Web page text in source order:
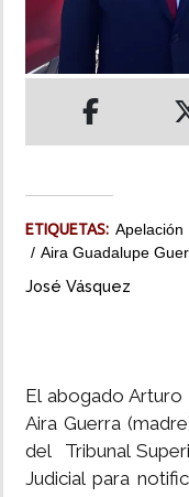
IMPRESO
ETIQUETAS: Apelación
Aira Guadalupe
José Vásquez
El abogado
Aira Guerra
del Tribunal
Judicial para